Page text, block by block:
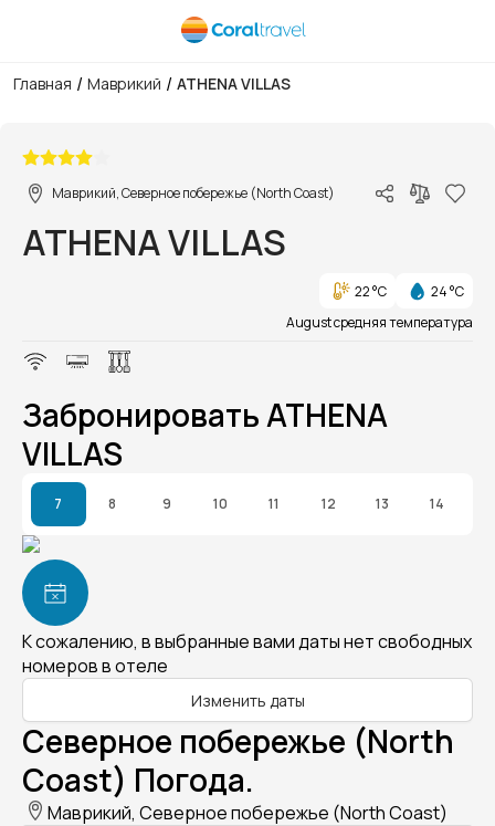
Главная / Маврикий / ATHENA VILLAS
Маврикий, Северное побережье (North Coast)
ATHENA VILLAS
22 °C
24 °C
August средняя температура
Забронировать ATHENA
VILLAS
7 8 9 10 11 12 13 14
К сожалению, в выбранные вами даты нет свободных
номеров в отеле
Изменить даты
Северное побережье (North
Coast) Погода.
Маврикий, Северное побережье (North Coast)